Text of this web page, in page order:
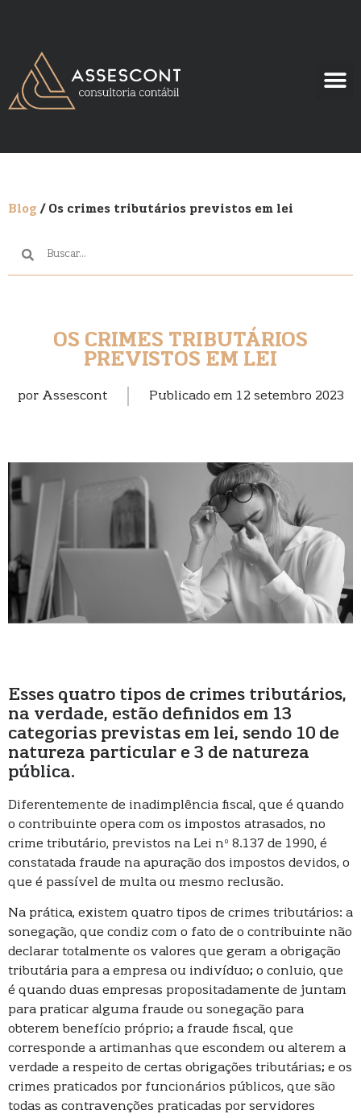
Blog/ Os crimes tributários previstos em lei
OS CRIMES TRIBUTÁRIOS
PREVISTOS EM LEI
por Assescont Publicado em 12 setembro 2023
Esses quatro tipos de crimes tributários,
na verdade, estão definidos em 13
categorias previstas em lei, sendo 10 de
natureza particular e 3 de natureza
pública.
Diferentemente de inadimplência fiscal, que é quando
o contribuinte opera com os impostos atrasados, no
crime tributário, previstos na Lei nº 8.137 de 1990, é
constatada fraude na apuração dos impostos devidos, o
que é passível de multa ou mesmo reclusão.
Na prática, existem quatro tipos de crimes tributários: a
sonegação, que condiz com o fato de o contribuinte não
declarar totalmente os valores que geram a obrigação
tributária para a empresa ou indivíduo; o conluio, que
é quando duas empresas propositadamente de juntam
para praticar alguma fraude ou sonegação para
obterem benefício próprio; a fraude fiscal, que
corresponde a artimanhas que escondem ou alterem a
verdade a respeito de certas obrigações tributárias; e os
crimes praticados por funcionários públicos, que são
todas as contravenções praticadas por servidores